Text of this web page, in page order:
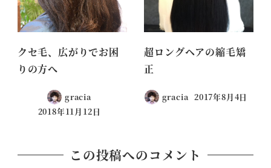
クセ毛、広がりでお困
りの方へ
gracia
2018年11月12日
超ロングヘアの縮毛矯
正
gracia 2017年8月4日
この投稿へのコメント